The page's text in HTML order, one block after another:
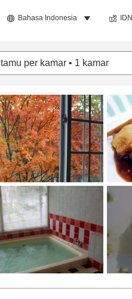
Bahasa Indonesia IDN
tamu per kamar • 1 kamar